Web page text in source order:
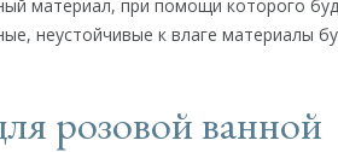
материал, при помощи которого
неустойчивые к влаге материалы
розовой ванной